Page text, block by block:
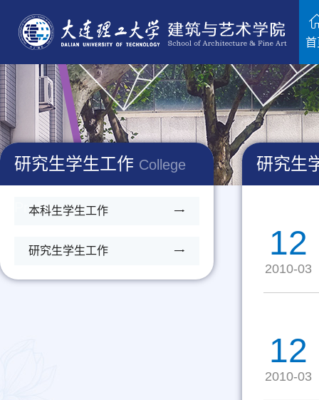
首
研究生学生工作 College
Profile
本科生学生工作
研究生学生工作
研究生
12
2010-03
12
2010-03